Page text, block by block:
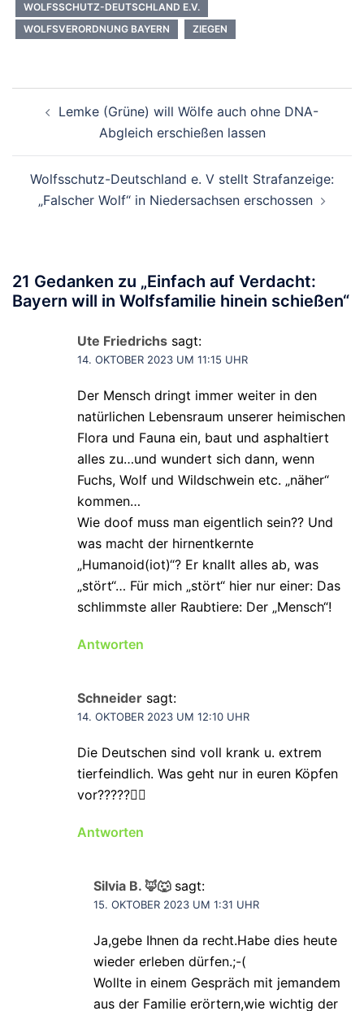
WOLFSSCHUTZ-DEUTSCHLAND E.V.
WOLFSVERORDNUNG BAYERN
ZIEGEN
Lemke (Grüne) will Wölfe auch ohne DNA-
Abgleich erschießen lassen
Wolfsschutz-Deutschland e. V stellt Strafanzeige:
„Falscher Wolf“ in Niedersachsen erschossen
21 Gedanken zu „Einfach auf Verdacht:
Bayern will in Wolfsfamilie hinein schießen“
Ute Friedrichs sagt:
14. OKTOBER 2023 UM 11:15 UHR
Der Mensch dringt immer weiter in den
natürlichen Lebensraum unserer heimischen
Flora und Fauna ein, baut und asphaltiert
alles zu…und wundert sich dann, wenn
Fuchs, Wolf und Wildschwein etc. „näher“
kommen…
Wie doof muss man eigentlich sein?? Und
was macht der hirnentkernte
„Humanoid(iot)“? Er knallt alles ab, was
„stört“… Für mich „stört“ hier nur einer: Das
schlimmste aller Raubtiere: Der „Mensch“!
Antworten
Schneider sagt:
14. OKTOBER 2023 UM 12:10 UHR
Die Deutschen sind voll krank u. extrem
tierfeindlich. Was geht nur in euren Köpfen
vor?????🤦‍♀️
Antworten
Silvia B. 🦊🐺 sagt:
15. OKTOBER 2023 UM 1:31 UHR
Ja,gebe Ihnen da recht.Habe dies heute
wieder erleben dürfen.;-(
Wollte in einem Gespräch mit jemandem
aus der Familie erörtern,wie wichtig der